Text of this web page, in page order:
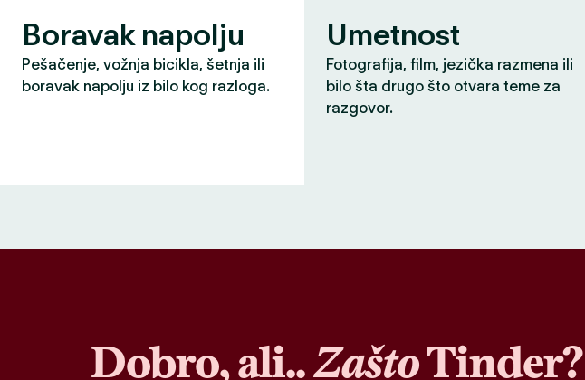
Boravak napolju
Pešačenje, vožnja bicikla, šetnja ili
boravak napolju iz bilo kog razloga.
Umetnost
Fotografija, film, jezička razmena ili
bilo šta drugo što otvara teme za
razgovor.
Dobro, ali..ZaštoTinder?